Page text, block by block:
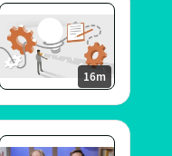
16m